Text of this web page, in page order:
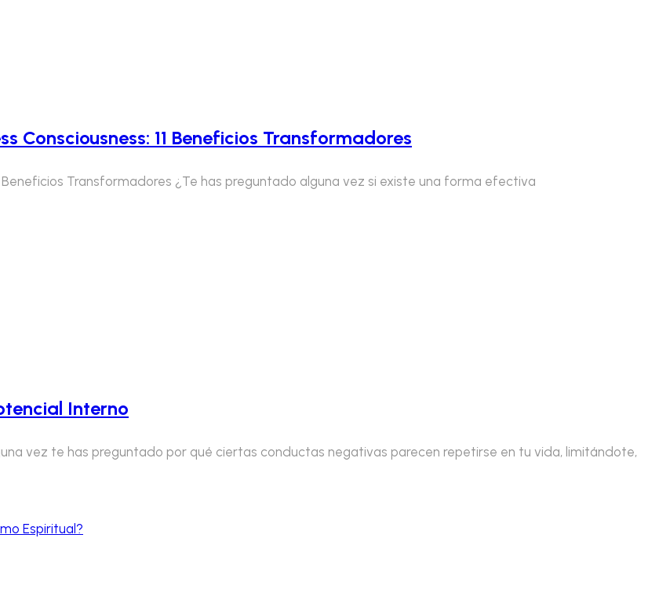
Consciousness: 11 Beneficios Transformadores
Beneficios Transformadores ¿Te has preguntado alguna vez si existe una forma efectiva
Interno
vez te has preguntado por qué ciertas conductas negativas parecen repetirse en tu vida, limitándote,